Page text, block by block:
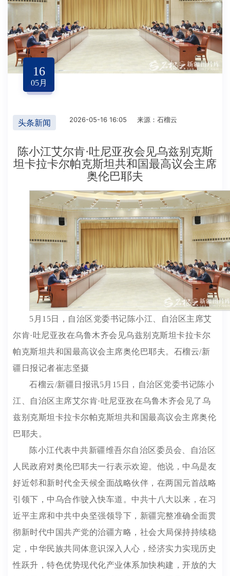
16
05月
头条新闻 2026-05-16 16:05 来源：石榴云
陈小江艾尔肯·吐尼亚孜会见乌兹别克斯
坦卡拉卡尔帕克斯坦共和国最高议会主席
奥伦巴耶夫
5月15日，自治区党委书记陈小江、自治区主席艾
尔肯·吐尼亚孜在乌鲁木齐会见乌兹别克斯坦卡拉卡尔
帕克斯坦共和国最高议会主席奥伦巴耶夫。石榴云/新
疆日报记者崔志坚摄
石榴云/新疆日报讯5月15日，自治区党委书记陈小
江、自治区主席艾尔肯·吐尼亚孜在乌鲁木齐会见了乌
兹别克斯坦卡拉卡尔帕克斯坦共和国最高议会主席奥伦
巴耶夫。
陈小江代表中共新疆维吾尔自治区委员会、自治区
人民政府对奥伦巴耶夫一行表示欢迎。他说，中乌是友
好近邻和新时代全天候全面战略伙伴，在两国元首战略
引领下，中乌合作驶入快车道。中共十八大以来，在习
近平主席和中共中央坚强领导下，新疆完整准确全面贯
彻新时代中国共产党的治疆方略，社会大局保持持续稳
定，中华民族共同体意识深入人心，经济实力实现历史
性跃升，特色优势现代化产业体系加快构建，开放的大